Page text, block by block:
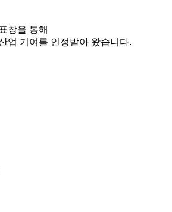
창을 통해
업 기여를 인정받아 왔습니다.